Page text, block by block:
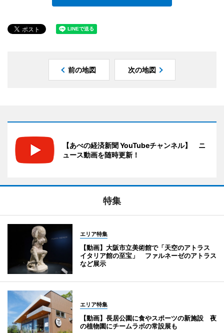
前の地図 次の地図
【あべの経済新聞 YouTubeチャンネル】 ニ
ュース動画を随時更新！
特集
エリア特集
【動画】大阪市立美術館で「天空のアトラス
イタリア館の至宝」 ファルネーゼのアトラス
など展示
エリア特集
【動画】長居公園に食やスポーツの新施設 夜
の植物園にチームラボの常設展も